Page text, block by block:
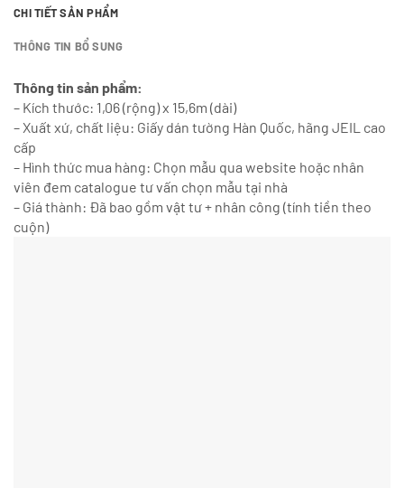
CHI TIẾT SẢN PHẨM
THÔNG TIN BỔ SUNG
Thông tin sản phẩm:
– Kích thước: 1,06 (rộng) x 15,6m (dài)
– Xuất xứ, chất liệu: Giấy dán tường Hàn Quốc, hãng JEIL cao
cấp
– Hình thức mua hàng: Chọn mẫu qua website hoặc nhân
viên đem catalogue tư vấn chọn mẫu tại nhà
– Giá thành: Đã bao gồm vật tư + nhân công (tính tiền theo
cuộn)